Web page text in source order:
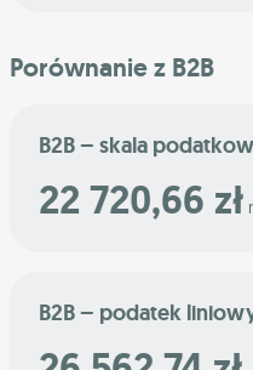
Porównanie z B2B
B2B – skala
22 720,66 zł
B2B – podatek